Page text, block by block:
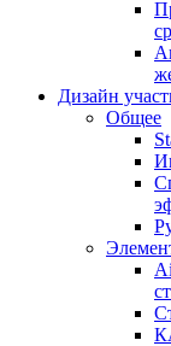
Дизайн
Общее